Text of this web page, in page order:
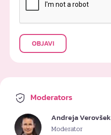
OBJAVI
Moderators
Andreja Verovšek
Moderator